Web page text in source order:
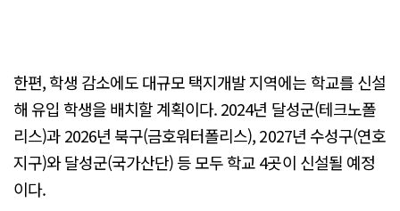
한편, 학생 감소에도 대규모 택지개발 지역에는 학교를 신설
해 유입 학생을 배치할 계획이다. 2024년 달성군(테크노폴
리스)과 2026년 북구(금호워터폴리스), 2027년 수성구(연호
지구)와 달성군(국가산단) 등 모두 학교 4곳이 신설될 예정
이다.